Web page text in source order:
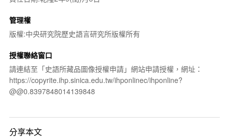
管理權
版權:中央研究院歷史語言研究所版權所有
授權聯絡窗口
請連結至「史語所藏品圖像授權申請」網站申請授權，網址：
https://copyrite.ihp.sinica.edu.tw/ihponlinec/ihponline?
@@0.8397848014139848
分享本文